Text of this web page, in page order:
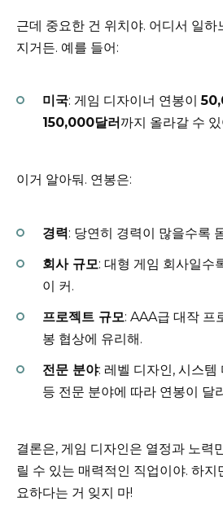
근데 중요한 건 위치야. 어디서 일
지거든. 예를 들어:
미국: 게임 디자이너 연봉이
150,000달러까지 올라갈 수
이거 알아둬. 연봉은:
경력: 당연히 경력이 많을수록
회사 규모: 대형 게임 회사일수
이 커.
프로젝트 규모: AAA급 대작 프
봉 협상에 유리해.
전문 분야: 레벨 디자인, 시스
등 전문 분야에 따라 연봉이 달
결론은, 게임 디자인은 열정과 노력
릴 수 있는 매력적인 직업이야. 하지
요하다는 거 잊지 마!